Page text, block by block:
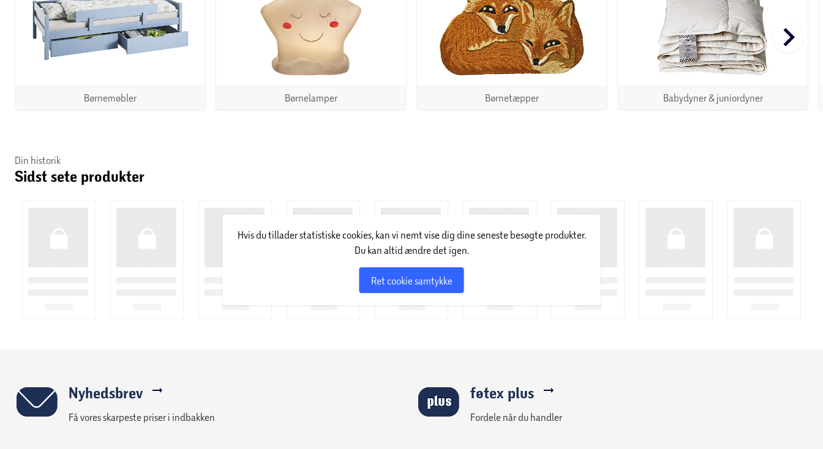
Børnemøbler Børnelamper Børnetæpper Babydyner & juniordyner
keyboard_arrow_right
Din historik
Sidst sete produkter
Hvis du tillader statistiske cookies, kan vi nemt vise dig dine seneste besøgte produkter.
Du kan altid ændre det igen.
Ret cookie samtykke
Nyhedsbrev
Få vores skarpeste priser i indbakken
føtex plus
Fordele når du handler